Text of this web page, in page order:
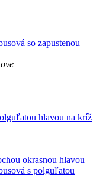
so zapustenou
hlavou na kríž
okrasnou hlavou
s polguľatou